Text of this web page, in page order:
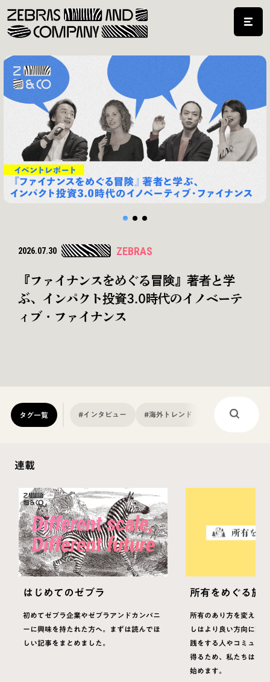
共創型社会環境デザインプログラム
『FUTURE LENS』2026年7月6日より第
2期募集を開始
2026.07.09 ZEBRAS
タグ一覧 #インタビュー #海外トレンド
連載
はじめてのゼブラ
初めてゼブラ企業やゼブラアンドカンパニ
ーに興味を持たれた方へ。まずは読んでほ
しい記事をまとめました。
所有をめぐる旅
所有のあり方を変える
しはより良い方向に変
践をする人やコミュニ
得るため、私たちは「
始めます。